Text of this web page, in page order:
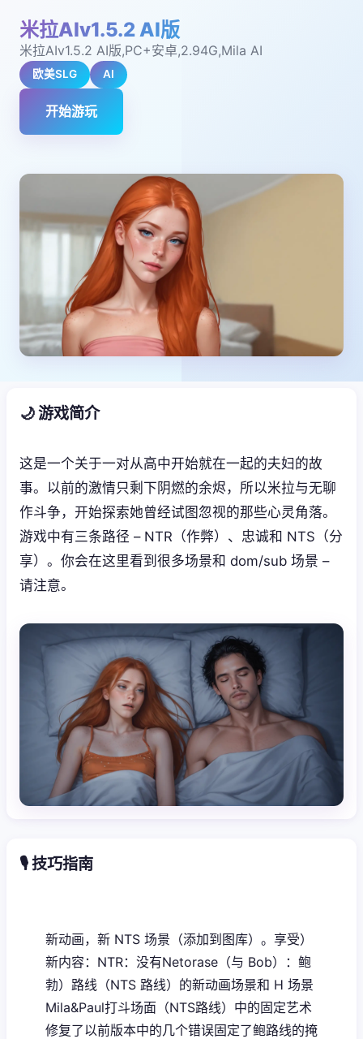
米拉AIv1.5.2 AI版
米拉AIv1.5.2 AI版,PC+安卓,2.94G,Mila AI
欧美SLG AI
开始游玩
🌙 游戏简介
这是一个关于一对从高中开始就在一起的夫妇的故
事。以前的激情只剩下阴燃的余烬，所以米拉与无聊
作斗争，开始探索她曾经试图忽视的那些心灵角落。
游戏中有三条路径 – NTR（作弊）、忠诚和 NTS（分
享）。你会在这里看到很多场景和 dom/sub 场景 –
请注意。
🎙️ 技巧指南
新动画，新 NTS 场景（添加到图库）。享受）
新内容：NTR：没有Netorase（与 Bob）：鲍
勃）路线（NTS 路线）的新动画场景和 H 场景
Mila&Paul打斗场面（NTS路线）中的固定艺术
修复了以前版本中的几个错误固定了鲍路线的掩